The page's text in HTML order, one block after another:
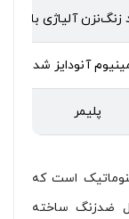
زنگ‌نزن آلیاژی بالا
آنودایز شده
پلیمر
است که
ضدزنگ ساخته